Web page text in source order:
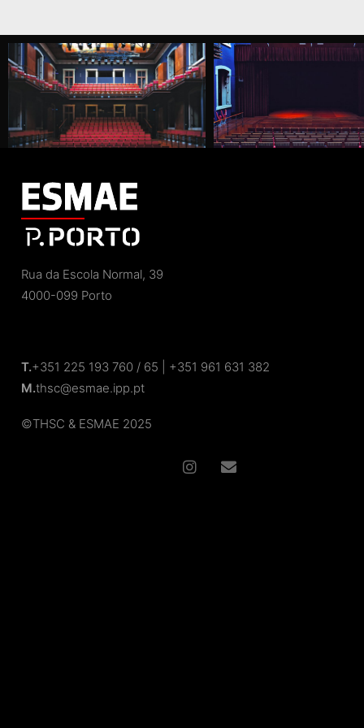
Rua da Escola Normal, 39
4000-099 Porto
T.+351 225 193 760 / 65 | +351 961 631 382
M.thsc@esmae.ipp.pt
©THSC & ESMAE 2025